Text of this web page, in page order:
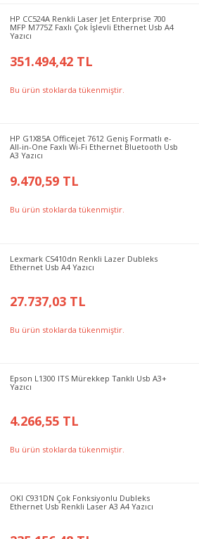
HP CC524A Renkli Laser Jet Enterprise 700
MFP M775Z Faxlı Çok İşlevli Ethernet Usb A4
Yazıcı
351.494,42 TL
Bu ürün stoklarda tükenmiştir.
HP G1X85A Officejet 7612 Geniş Formatlı e-
All-in-One Faxlı Wi-Fi Ethernet Bluetooth Usb
A3 Yazıcı
9.470,59 TL
Bu ürün stoklarda tükenmiştir.
Lexmark CS410dn Renkli Lazer Dubleks
Ethernet Usb A4 Yazıcı
27.737,03 TL
Bu ürün stoklarda tükenmiştir.
Epson L1300 ITS Mürekkep Tanklı Usb A3+
Yazıcı
4.266,55 TL
Bu ürün stoklarda tükenmiştir.
OKI C931DN Çok Fonksiyonlu Dubleks
Ethernet Usb Renkli Laser A3 A4 Yazıcı